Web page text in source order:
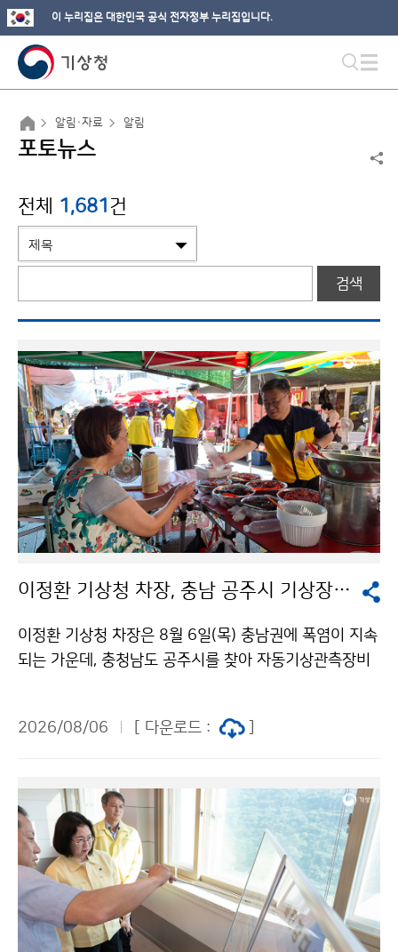
이 누리집은 대한민국 공식 전자정부 누리집입니다.
알림·자료 알림
포토뉴스
전체 1,681건
검색
이정환 기상청 차장, 충남 공주시 기상장비 점검 및 폭염 피해 예방 활동 실시
이정환 기상청 차장은 8월 6일(목) 충남권에 폭염이 지속
되는 가운데, 충청남도 공주시를 찾아 자동기상관측장비
시했다.
2026/08/06 [ 다운로드 :